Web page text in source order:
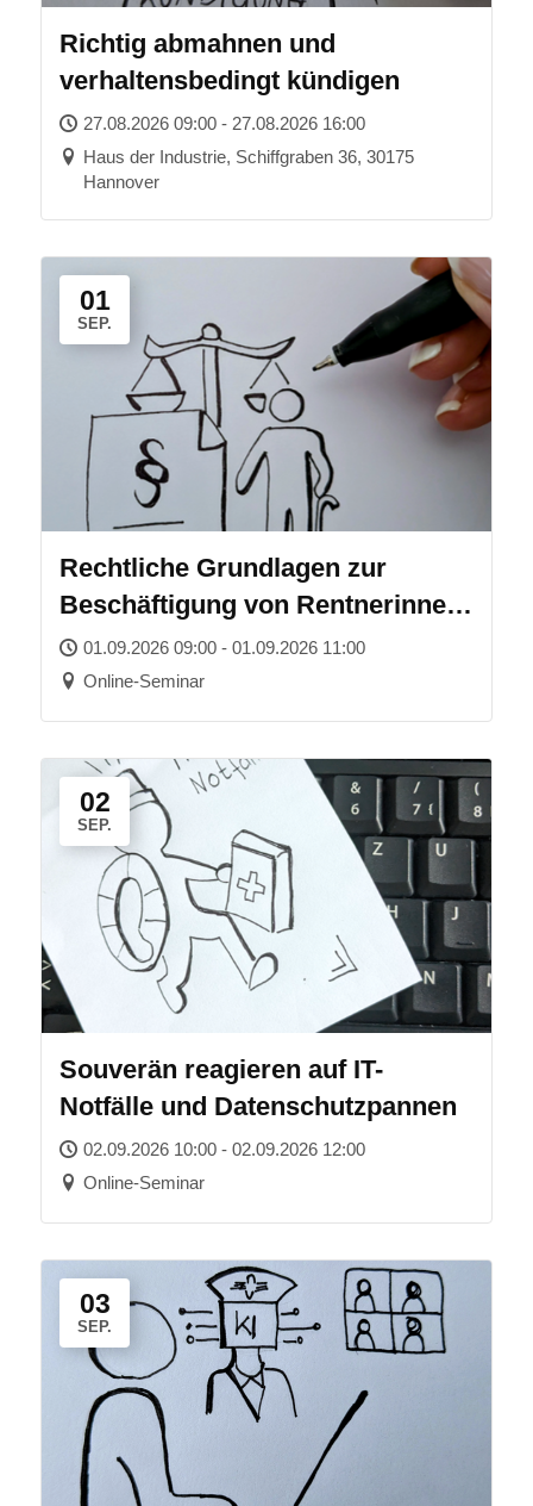
Richtig abmahnen und
verhaltensbedingt kündigen
27.08.2026 09:00 - 27.08.2026 16:00
Haus der Industrie, Schiffgraben 36, 30175
Hannover
01
SEP.
Rechtliche Grundlagen zur
Beschäftigung von Rentnerinnen
und Rentnern
01.09.2026 09:00 - 01.09.2026 11:00
Online-Seminar
02
SEP.
Souverän reagieren auf IT-
Notfälle und Datenschutzpannen
02.09.2026 10:00 - 02.09.2026 12:00
Online-Seminar
03
SEP.